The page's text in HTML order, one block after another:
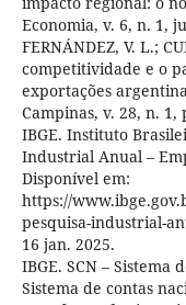
Economia, v. 6, n. 1,
FERNÁNDEZ, V. L.;
competitividade e o
exportações
Campinas, v. 28, n. 1,
IBGE. Instituto
Industrial Anual –
Disponível em:
https://
pesquisa-industrial-
16 jan. 2025.
IBGE. SCN – Sistema
Sistema de contas